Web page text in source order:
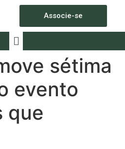
Associe-se
sétima
evento
que